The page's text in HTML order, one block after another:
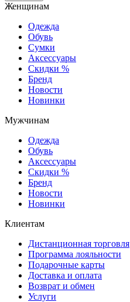
Женщинам
Одежда
Обувь
Сумки
Аксессуары
Скидки %
Бренд
Новости
Новинки
Мужчинам
Одежда
Обувь
Аксессуары
Скидки %
Бренд
Новости
Новинки
Клиентам
Дистанционная торговля
Программа лояльности
Подарочные карты
Доставка и оплата
Возврат и обмен
Услуги